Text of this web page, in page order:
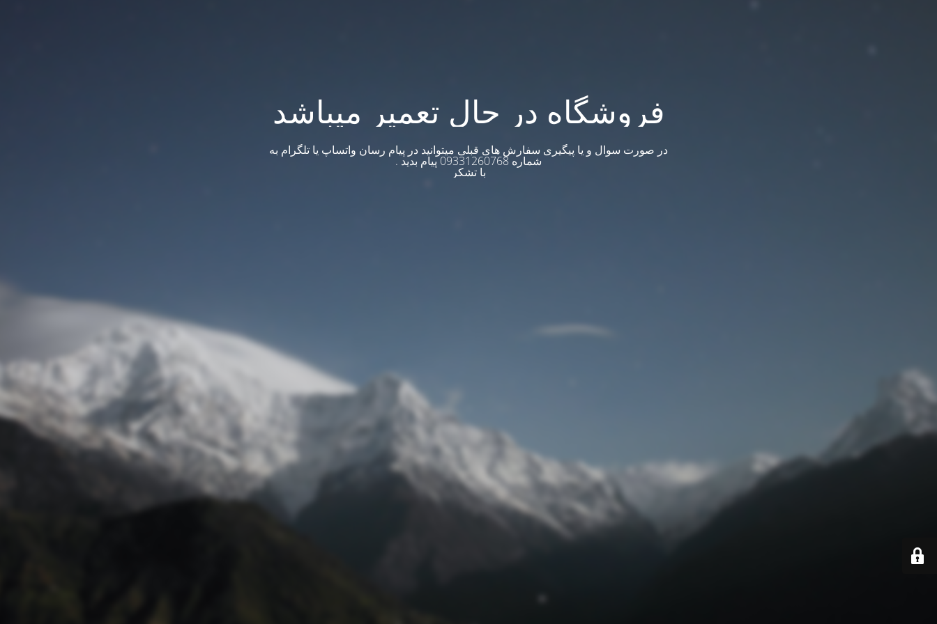
فروشگاه در حال تعمیر میباشد
در صورت سوال و یا پیگیری سفارش های قبلی میتوانید در پیام رسان واتساپ یا تلگرام به
شماره 09331260768 پیام بدید .
با تشکر